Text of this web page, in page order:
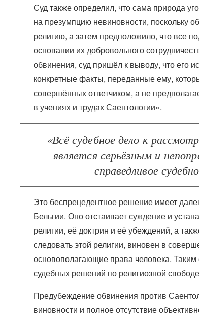
Суд также определил, что сама природа
на презумпцию невиновности, поскольку
религию, а затем предположило, что все
основании их добровольного
обвинения, суд пришёл к выводу, что его
конкретные факты, переданные ему,
совершённых ответчиком, а не
в учениях и трудах Саентологии».
«Всё судебное дело к
является серьёзным и
справедливое
Это беспрецедентное решение имеет
Бельгии. Оно отстаивает суждение и
религии, её доктрин и её убеждений, а
следовать этой религии, виновен в
основополагающие права человека.
судебных решений по религиозной
Предубеждение обвинения против
виновности и полное отсутствие